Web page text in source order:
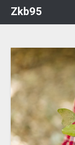
Zkb95